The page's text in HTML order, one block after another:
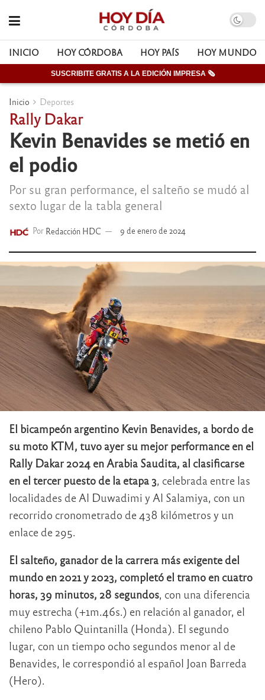
INICIO HOY CÓRDOBA HOY PAÍS HOY MUNDO
SUSCRIBITE GRATIS A LA EDICIÓN IMPRESA 🗞
Inicio Deportes
Rally Dakar
Kevin Benavides se metió en
el podio
Por su gran performance, el salteño se mudó al
sexto lugar de la tabla general
Por Redacción HDC 9 de enero de 2024
El bicampeón argentino Kevin Benavides, a bordo de
su moto KTM, tuvo ayer su mejor performance en el
Rally Dakar 2024 en Arabia Saudita, al clasificarse
en el tercer puesto de la etapa 3, celebrada entre las
localidades de Al Duwadimi y Al Salamiya, con un
recorrido cronometrado de 438 kilómetros y un
enlace de 295.
El salteño, ganador de la carrera más exigente del
mundo en 2021 y 2023, completó el tramo en cuatro
horas, 39 minutos, 28 segundos, con una diferencia
muy estrecha (+1m.46s.) en relación al ganador, el
chileno Pablo Quintanilla (Honda). El segundo
lugar, con un tiempo ocho segundos menor al de
Benavides, le correspondió al español Joan Barreda
(Hero).